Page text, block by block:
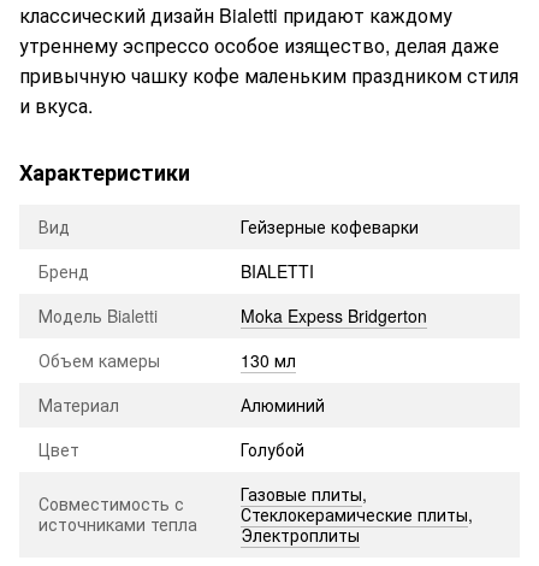
классический дизайн Bialetti придают каждому
утреннему эспрессо особое изящество, делая даже
привычную чашку кофе маленьким праздником стиля
и вкуса.
Характеристики
Вид
Гейзерные кофеварки
Бренд
BIALETTI
Модель Bialetti
Moka Expess Bridgerton
Объем камеры
130 мл
Материал
Алюминий
Цвет
Голубой
Совместимость с
источниками тепла
Газовые плиты,
Стеклокерамические плиты,
Электроплиты